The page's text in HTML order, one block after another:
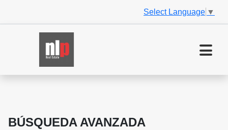
Select Language ▼
BÚSQUEDA AVANZADA